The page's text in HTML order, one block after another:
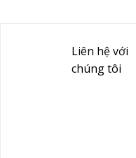
Liên hệ với
chúng tôi